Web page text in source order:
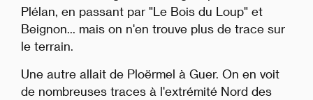
Plélan, en passant par "Le Bois du Loup" et
Beignon... mais on n'en trouve plus de trace sur
le terrain.
Une autre allait de Ploërmel à Guer. On en voit
de nombreuses traces à l'extrémité Nord des